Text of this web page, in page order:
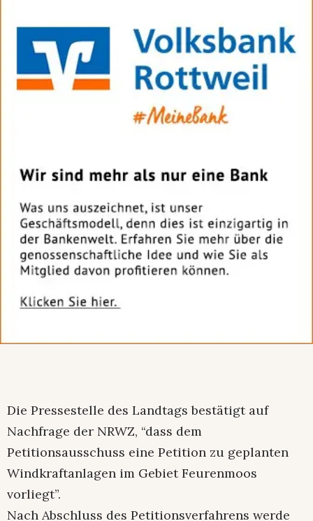
Die Pressestelle des Landtags bestätigt auf
Nachfrage der NRWZ, “dass dem
Petitionsausschuss eine Petition zu geplanten
Windkraftanlagen im Gebiet Feurenmoos
vorliegt”.
Nach Abschluss des Petitionsverfahrens werde